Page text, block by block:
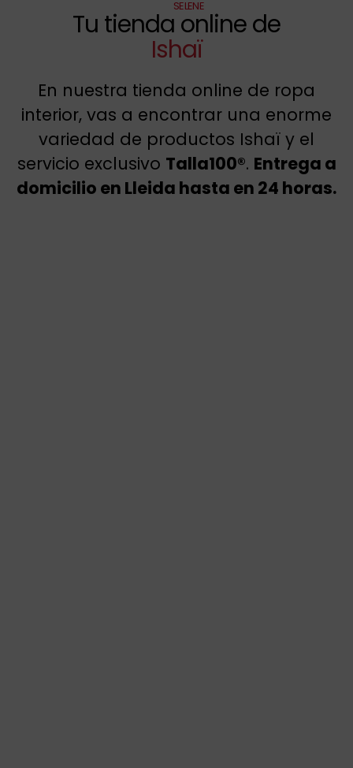
SELENE
Tu tienda online de
Ishaï
En nuestra tienda online de ropa
interior, vas a encontrar una enorme
variedad de productos Ishaï y el
servicio exclusivo Talla100®. Entrega a
domicilio en Lleida hasta en 24 horas.